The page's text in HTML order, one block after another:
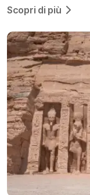
Scopri di più